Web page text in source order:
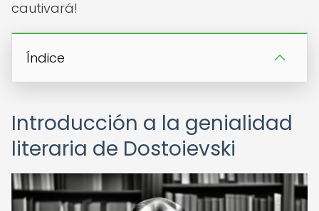
cautivará!
Índice
Introducción a la genialidad
literaria de Dostoievski